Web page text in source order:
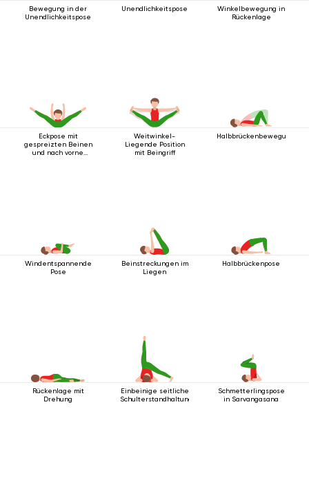
Bewegung in der
Unendlichkeitspose
Unendlichkeitspose
Winkelbewegung in
Rückenlage
Eckpose mit
gespreizten Beinen
und nach vorne
Weitwinkel-
Liegende Position
mit Beingriff
Halbbrückenbewegung
Windentspannende
Pose
Beinstreckungen im
Liegen
Halbbrückenpose
Rückenlage mit
Drehung
Einbeinige seitliche
Schulterstandhaltung
Schmetterlingspose
in Sarvangasana